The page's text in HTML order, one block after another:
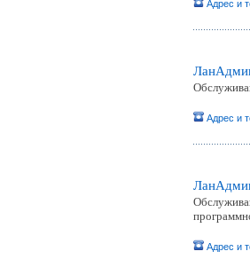
Адрес и
Адрес и
Адрес и